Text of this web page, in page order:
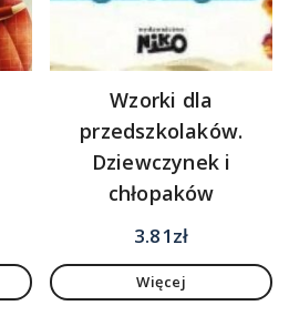
Wzorki dla
przedszkolaków.
Dziewczynek i
chłopaków
3.81zł
Więcej